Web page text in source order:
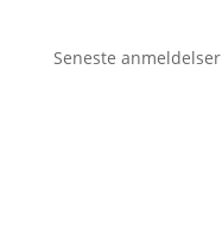
Seneste anmeldelser